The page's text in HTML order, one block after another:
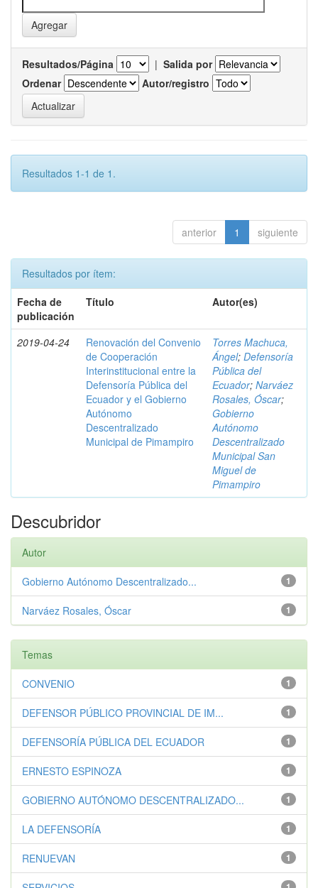
Resultados/Página | Salida por
Ordenar
Autor/registro
Resultados 1-1 de 1.
anterior 1 siguiente
Resultados por ítem:
Fecha de
publicación
Título Autor(es)
2019-04-24
Renovación del Convenio
de Cooperación
Interinstitucional entre la
Defensoría Pública del
Ecuador y el Gobierno
Autónomo
Descentralizado
Municipal de Pimampiro
Torres Machuca,
Ángel; Defensoría
Pública del
Ecuador; Narváez
Rosales, Óscar;
Gobierno
Autónomo
Descentralizado
Municipal San
Miguel de
Pimampiro
Descubridor
Autor
1
Gobierno Autónomo Descentralizado...
1
Narváez Rosales, Óscar
Temas
1
CONVENIO
1
DEFENSOR PÚBLICO PROVINCIAL DE IM...
1
DEFENSORÍA PÚBLICA DEL ECUADOR
1
ERNESTO ESPINOZA
1
GOBIERNO AUTÓNOMO DESCENTRALIZADO...
1
LA DEFENSORÍA
1
RENUEVAN